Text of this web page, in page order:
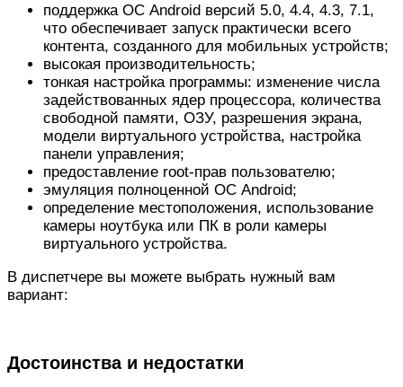
поддержка ОС Android версий 5.0, 4.4, 4.3, 7.1,
что обеспечивает запуск практически всего
контента, созданного для мобильных устройств;
высокая производительность;
тонкая настройка программы: изменение числа
задействованных ядер процессора, количества
свободной памяти, ОЗУ, разрешения экрана,
модели виртуального устройства, настройка
панели управления;
предоставление root-прав пользователю;
эмуляция полноценной ОС Android;
определение местоположения, использование
камеры ноутбука или ПК в роли камеры
виртуального устройства.
В диспетчере вы можете выбрать нужный вам
вариант:
Достоинства и недостатки